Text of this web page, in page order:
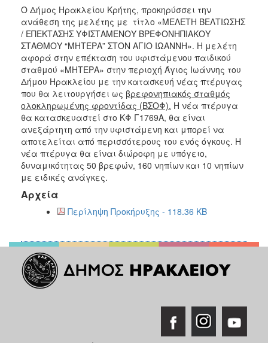
2020
2019
2018
2017
2016
2015
2013
ΔΗΜΟΤΗΣ
ΕΠΙΣΚΕΠΤΗΣ
O Δήμος Ηρακλείου Κρήτης, προκηρύσσει την
ανάθεση της μελέτης με τίτλο «ΜΕΛΕΤΗ ΒΕΛΤΙΩΣΗΣ
/ ΕΠΕΚΤΑΣΗΣ ΥΦΙΣΤΑΜΕΝΟΥ ΒΡΕΦΟΝΗΠΙΑΚΟΥ
ΣΤΑΘΜΟΥ “ΜΗΤΕΡΑ” ΣΤΟΝ ΑΓΙΟ ΙΩΑΝΝΗ». Η μελέτη
αφορά στην επέκταση του υφιστάμενου παιδικού
σταθμού «ΜΗΤΕΡΑ» στην περιοχή Άγιος Ιωάννης του
Δήμου Ηρακλείου με την κατασκευή νέας πτέρυγας
που θα λειτουργήσει ως βρεφονηπιακός σταθμός
ολοκληρωμένης φροντίδας (ΒΣΟΦ). Η νέα πτέρυγα
θα κατασκευαστεί στο ΚΦ Γ1769Α, θα είναι
ανεξάρτητη από την υφιστάμενη και μπορεί να
αποτελείται από περισσότερους του ενός όγκους. H
νέα πτέρυγα θα είναι διώροφη με υπόγειο,
δυναμικότητας 50 βρεφών, 160 νηπίων και 10 νηπίων
με ειδικές ανάγκες.
Αρχεία
Περίληψη Προκήρυξης - 118.36 KB